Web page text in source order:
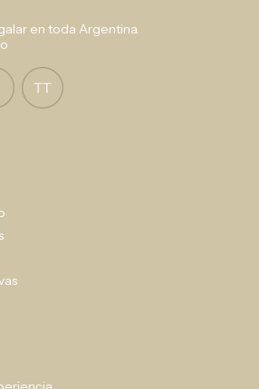
en toda Argentina.